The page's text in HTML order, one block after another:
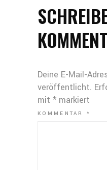
Deine E-Mail-
veröffentlicht.
mit * markiert
KOMMENTAR*